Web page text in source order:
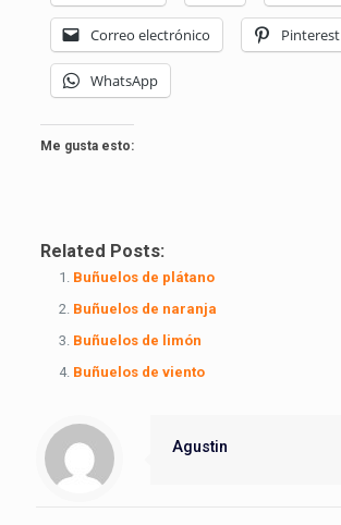
Correo electrónico Pinterest
WhatsApp
Me gusta esto:
Related Posts:
Buñuelos de plátano
Buñuelos de naranja
Buñuelos de limón
Buñuelos de viento
Agustin